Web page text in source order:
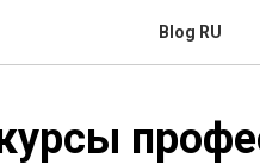
Blog RU